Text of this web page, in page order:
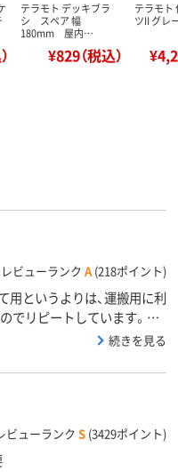
テラモト デッキブラ
シ スペア 幅
180mm 屋内…
¥829（税込）
テラモト
ツII グレ
レビューランク A (218ポイント)
用というよりは、運搬用に利
でリピートしています。た
はあまり見えませんので注
続きを見る
ビューランク S (3429ポイント)